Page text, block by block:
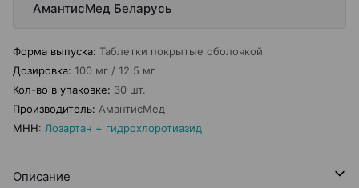
АмантисМед Беларусь
Форма выпуска: Таблетки покрытые оболочкой
Дозировка: 100 мг / 12.5 мг
Кол-во в упаковке: 30 шт.
Производитель: АмантисМед
МНН: Лозартан + гидрохлоротиазид
Описание